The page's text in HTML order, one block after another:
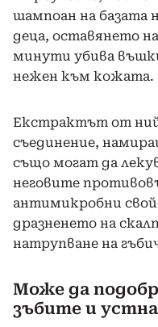
шампоан на базата
деца, оставянето
минути убива
нежен към кожата.
Екстрактът от
съединение,
също могат да
неговите
антимикробни
дразненето на
натрупване на
Може да
зъбите и